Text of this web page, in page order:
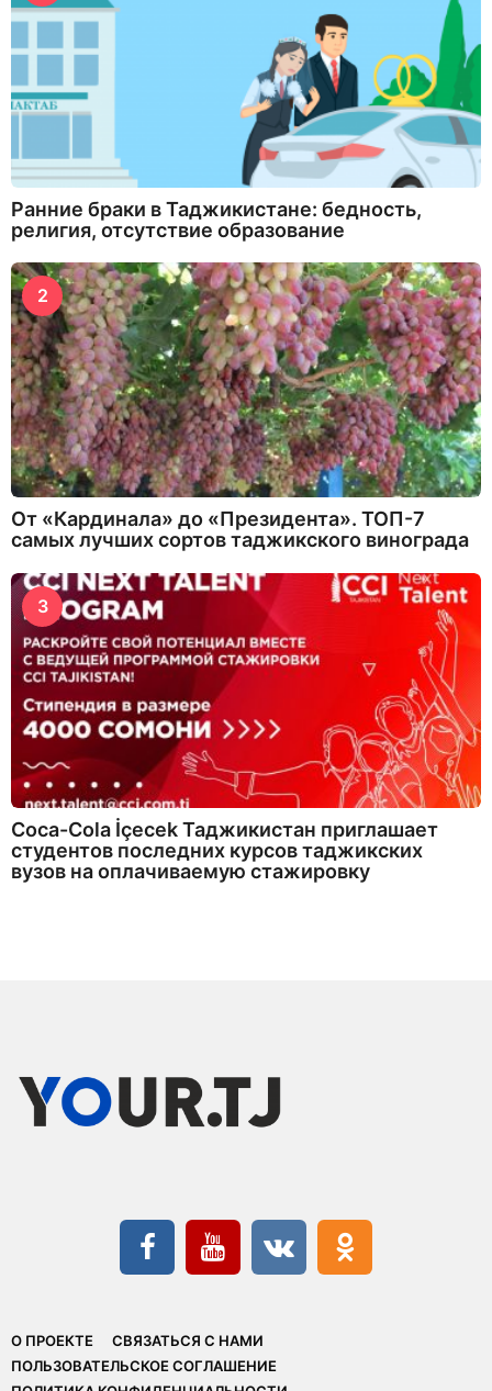
Ранние браки в Таджикистане: бедность,
религия, отсутствие образование
2
От «Кардинала» до «Президента». ТОП-7
самых лучших сортов таджикского винограда
3
Coca-Cola İçecek Таджикистан приглашает
студентов последних курсов таджикских
вузов на оплачиваемую стажировку
О ПРОЕКТЕ
СВЯЗАТЬСЯ С НАМИ
ПОЛЬЗОВАТЕЛЬСКОЕ СОГЛАШЕНИЕ